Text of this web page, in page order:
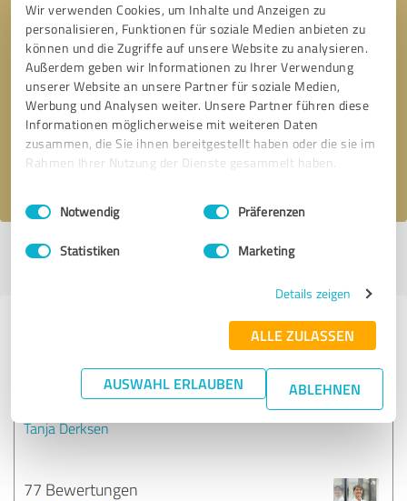
Wir verwenden Cookies, um Inhalte und Anzeigen zu
personalisieren, Funktionen für soziale Medien anbieten zu
können und die Zugriffe auf unsere Website zu analysieren.
Außerdem geben wir Informationen zu Ihrer Verwendung
unserer Website an unsere Partner für soziale Medien,
Werbung und Analysen weiter. Unsere Partner führen diese
Informationen möglicherweise mit weiteren Daten
zusammen, die Sie ihnen bereitgestellt haben oder die sie im
Rahmen Ihrer Nutzung der Dienste gesammelt haben.
Impressum Datenschutzbestimmungen
Einwilligungsauswahl
Notwendig Präferenzen
Statistiken Marketing
Details zeigen
ALLE ZULASSEN
AUSWAHL ERLAUBEN ABLEHNEN
Bitte um Rückruf * Erforderliche Angaben
Nachricht senden
Ich stimme den Datenschutzbestimmungen zu.
Profil aktiv seit 06.02.2020 | Letzte Aktualisierung: 17.02.2020
Erfahrungen zu weiteren
Anbietern aus dem Bereich Ärzte &
Heilpraktiker
Tanja Derksen
77 Bewertungen